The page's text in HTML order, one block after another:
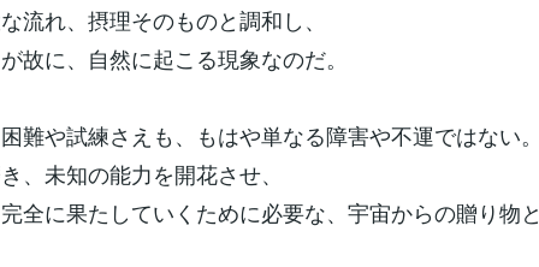
流れ、摂理そのものと調和し、
故に、自然に起こる現象なのだ。
難や試練さえも、もはや単なる障害や不運ではない。
、未知の能力を開花させ、
全に果たしていくために必要な、宇宙からの贈り物と